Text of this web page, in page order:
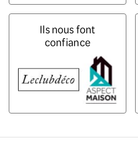
Ils nous font
confiance